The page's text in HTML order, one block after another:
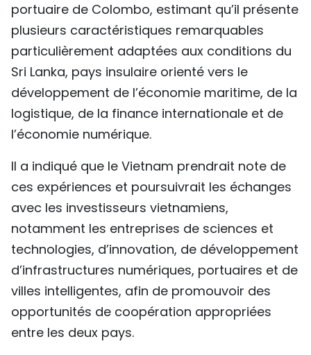
portuaire de Colombo, estimant qu’il présente
plusieurs caractéristiques remarquables
particulièrement adaptées aux conditions du
Sri Lanka, pays insulaire orienté vers le
développement de l’économie maritime, de la
logistique, de la finance internationale et de
l’économie numérique.
Il a indiqué que le Vietnam prendrait note de
ces expériences et poursuivrait les échanges
avec les investisseurs vietnamiens,
notamment les entreprises de sciences et
technologies, d’innovation, de développement
d’infrastructures numériques, portuaires et de
villes intelligentes, afin de promouvoir des
opportunités de coopération appropriées
entre les deux pays.